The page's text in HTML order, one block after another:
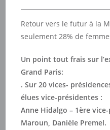
Retour vers le futur à la
seulement 28% de
Un point tout frais sur
Grand Paris:
. Sur 20 vices-
élues vice-présidentes :
Anne Hidalgo – 1ère
Maroun, Danièle Premel.